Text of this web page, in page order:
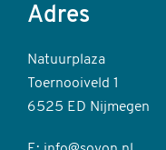
Adres
Natuurplaza
Toernooiveld 1
6525 ED Nijmegen